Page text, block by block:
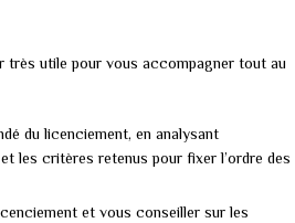
très utile pour vous accompagner tout au
du licenciement, en analysant
les critères retenus pour fixer l’ordre des
et vous conseiller sur les